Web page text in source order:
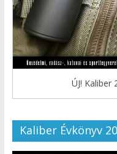
ÚJ! Kaliber
Kaliber Évkönyv